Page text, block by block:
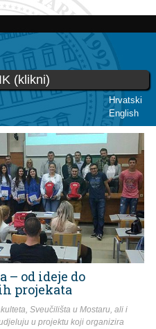
Hrvatski
English
(klikni)
– od ideje do
projekata
Sveučilišta u Mostaru, ali i
u projektu koji organizira